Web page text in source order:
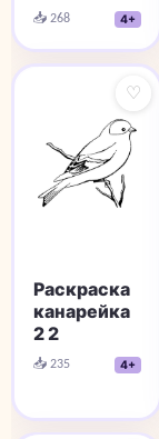
📥 268 4+
♡
Раскраска
канарейка
2 2
📥 235 4+